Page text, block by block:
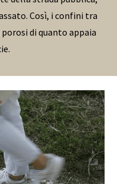
Così, i confini tra
di quanto appaia